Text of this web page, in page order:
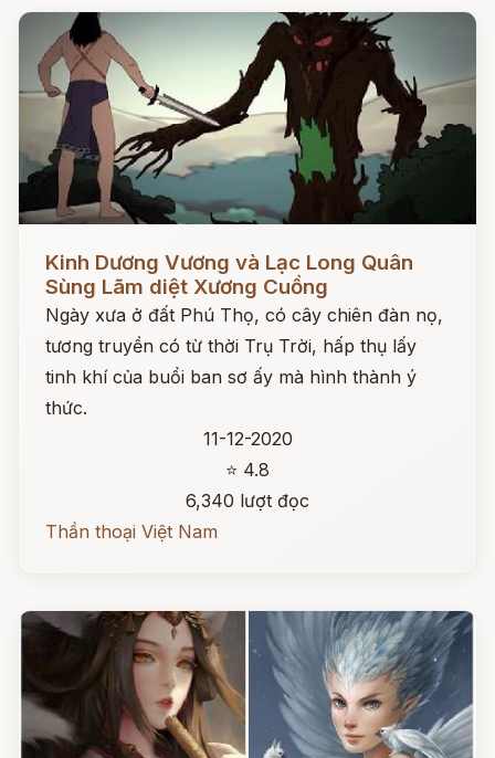
Kinh Dương Vương và Lạc Long Quân
Sùng Lãm diệt Xương Cuồng
Ngày xưa ở đất Phú Thọ, có cây chiên đàn nọ,
tương truyền có từ thời Trụ Trời, hấp thụ lấy
tinh khí của buổi ban sơ ấy mà hình thành ý
thức.
11-12-2020
⭐ 4.8
6,340 lượt đọc
Thần thoại Việt Nam